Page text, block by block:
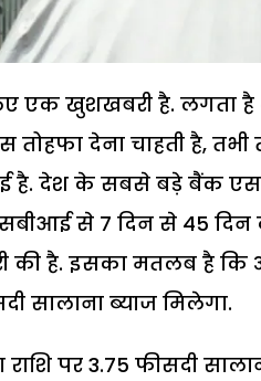
एक खुशखबरी है. लगता है
देना चाहती है,
है. देश के सबसे बड़े बैंक
से 7 दिन से 45 दिन
की है. इसका मतलब है
सालाना ब्याज मिलेगा.
पर 3.75 फीसदी